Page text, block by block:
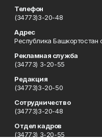
Телефон
(34773)3-20-48
Адрес
Республика Башкортостан
Рекламная служба
(34773) 3-20-55
Редакция
(34773)3-20-50
Сотрудничество
(34773)3-20-48
Отдел кадров
(34773) 3-20-55